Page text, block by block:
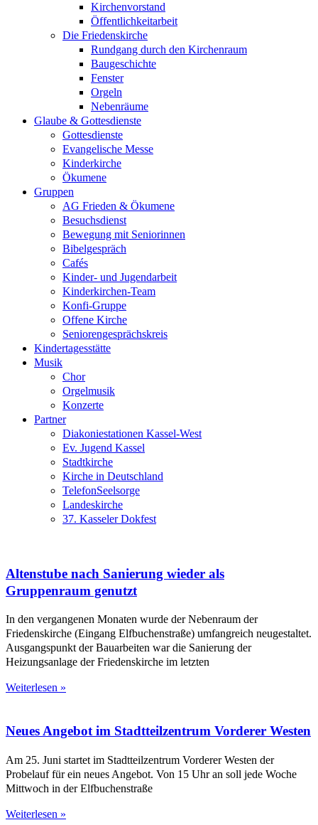
Kirchenvorstand
Öffentlichkeitarbeit
Die Friedenskirche
Rundgang durch den Kirchenraum
Baugeschichte
Fenster
Orgeln
Nebenräume
Glaube & Gottesdienste
Gottesdienste
Evangelische Messe
Kinderkirche
Ökumene
Gruppen
AG Frieden & Ökumene
Besuchsdienst
Bewegung mit Seniorinnen
Bibelgespräch
Cafés
Kinder- und Jugendarbeit
Kinderkirchen-Team
Konfi-Gruppe
Offene Kirche
Seniorengesprächskreis
Kindertagesstätte
Musik
Chor
Orgelmusik
Konzerte
Partner
Diakoniestationen Kassel-West
Ev. Jugend Kassel
Stadtkirche
Kirche in Deutschland
TelefonSeelsorge
Landeskirche
37. Kasseler Dokfest
Altenstube nach Sanierung wieder als
Gruppenraum genutzt
In den vergangenen Monaten wurde der Nebenraum der
Friedenskirche (Eingang Elfbuchenstraße) umfangreich neugestaltet.
Ausgangspunkt der Bauarbeiten war die Sanierung der
Heizungsanlage der Friedenskirche im letzten
Weiterlesen »
Neues Angebot im Stadtteilzentrum Vorderer Westen
Am 25. Juni startet im Stadtteilzentrum Vorderer Westen der
Probelauf für ein neues Angebot. Von 15 Uhr an soll jede Woche
Mittwoch in der Elfbuchenstraße
Weiterlesen »